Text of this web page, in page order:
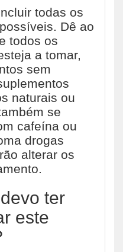
todas os
Dê ao
todos os
a tomar,
sem
naturais ou
se
cafeína ou
drogas
alterar os
ter
este